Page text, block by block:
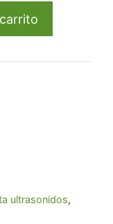
ultrasonidos,